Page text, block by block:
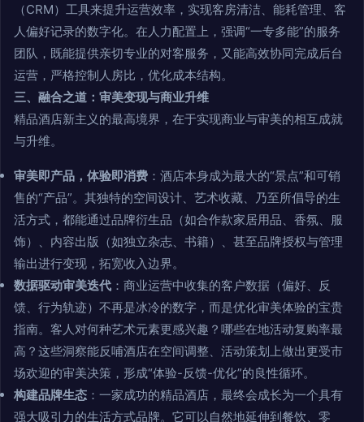
（CRM）工具来提升运营效率，实现客房清洁、能耗管理、客
人偏好记录的数字化。在人力配置上，强调“一专多能”的服务
团队，既能提供亲切专业的对客服务，又能高效协同完成后台
运营，严格控制人房比，优化成本结构。
三、融合之道：审美变现与商业升维
精品酒店新主义的最高境界，在于实现商业与审美的相互成就
与升维。
审美即产品，体验即消费 ：酒店本身成为最大的“景点”和可销
售的“产品”。其独特的空间设计、艺术收藏、乃至所倡导的生
活方式，都能通过品牌衍生品（如合作款家居用品、香氛、服
饰）、内容出版（如独立杂志、书籍）、甚至品牌授权与管理
输出进行变现，拓宽收入边界。
数据驱动审美迭代 ：商业运营中收集的客户数据（偏好、反
馈、行为轨迹）不再是冰冷的数字，而是优化审美体验的宝贵
指南。客人对何种艺术元素更感兴趣？哪些在地活动复购率最
高？这些洞察能反哺酒店在空间调整、活动策划上做出更受市
场欢迎的审美决策，形成“体验-反馈-优化”的良性循环。
构建品牌生态 ：一家成功的精品酒店，最终会成长为一个具有
强大吸引力的生活方式品牌。它可以自然地延伸到餐饮、零